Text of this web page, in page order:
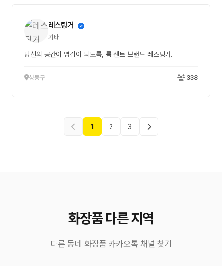
레스팅거
기타
당신의 공간이 영감이 되도록, 룸 센트 브랜드 레스팅거.
성동구 338
1 2 3
화장품 다른 지역
다른 동네 화장품 카카오톡 채널 찾기